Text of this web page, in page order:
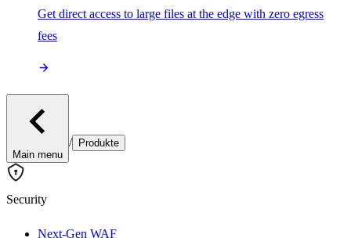
Get direct access to large files at the edge with zero egress
fees
Main menu
/ Produkte
Security
Next-Gen WAF